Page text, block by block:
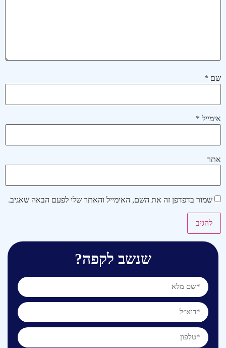
שם *
אימייל *
אתר
שמור בדפדפן זה את השם, האימייל והאתר שלי לפעם הבאה שאגיב.
שנשב לקפה?